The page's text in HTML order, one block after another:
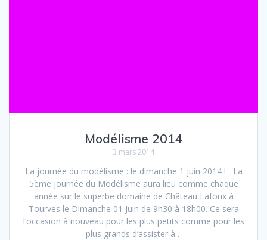
Modélisme 2014
3 mars 2014
La journée du modélisme : le dimanche 1 juin 2014 ! La
5ème journée du Modélisme aura lieu comme chaque
année sur le superbe domaine de Château Lafoux à
Tourves le Dimanche 01 Juin de 9h30 à 18h00. Ce sera
l’occasion à nouveau pour les plus petits comme pour les
plus grands d’assister à…